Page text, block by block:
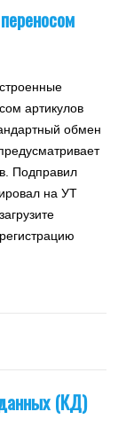
артикулов
обмен
Подправил
на УТ
(КД)